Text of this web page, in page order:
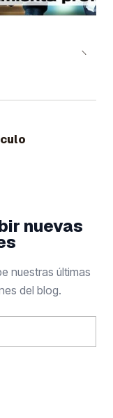
nuevas
nuestras últimas
del blog.